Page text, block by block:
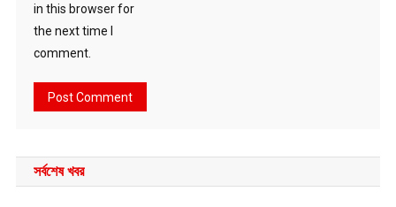
in this browser for
the next time I
comment.
সর্বশেষ খবর